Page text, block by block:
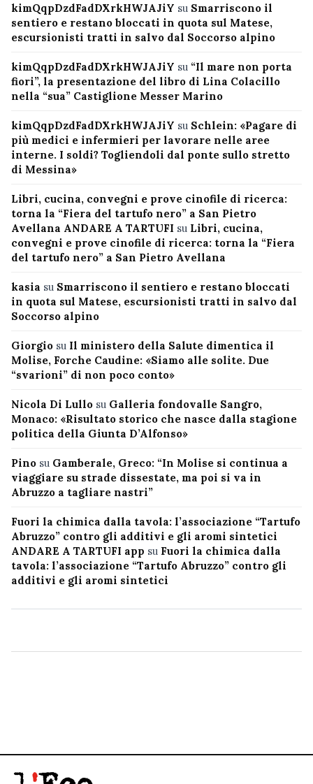
kimQqpDzdFadDXrkHWJAJiY su Smarriscono il
sentiero e restano bloccati in quota sul Matese,
escursionisti tratti in salvo dal Soccorso alpino
kimQqpDzdFadDXrkHWJAJiY su “Il mare non porta
fiori”, la presentazione del libro di Lina Colacillo
nella “sua” Castiglione Messer Marino
kimQqpDzdFadDXrkHWJAJiY su Schlein: «Pagare di
più medici e infermieri per lavorare nelle aree
interne. I soldi? Togliendoli dal ponte sullo stretto
di Messina»
Libri, cucina, convegni e prove cinofile di ricerca:
torna la “Fiera del tartufo nero” a San Pietro
Avellana ANDARE A TARTUFI su Libri, cucina,
convegni e prove cinofile di ricerca: torna la “Fiera
del tartufo nero” a San Pietro Avellana
kasia su Smarriscono il sentiero e restano bloccati
in quota sul Matese, escursionisti tratti in salvo dal
Soccorso alpino
Giorgio su Il ministero della Salute dimentica il
Molise, Forche Caudine: «Siamo alle solite. Due
“svarioni” di non poco conto»
Nicola Di Lullo su Galleria fondovalle Sangro,
Monaco: «Risultato storico che nasce dalla stagione
politica della Giunta D’Alfonso»
Pino su Gamberale, Greco: “In Molise si continua a
viaggiare su strade dissestate, ma poi si va in
Abruzzo a tagliare nastri”
Fuori la chimica dalla tavola: l’associazione “Tartufo
Abruzzo” contro gli additivi e gli aromi sintetici
ANDARE A TARTUFI app su Fuori la chimica dalla
tavola: l’associazione “Tartufo Abruzzo” contro gli
additivi e gli aromi sintetici